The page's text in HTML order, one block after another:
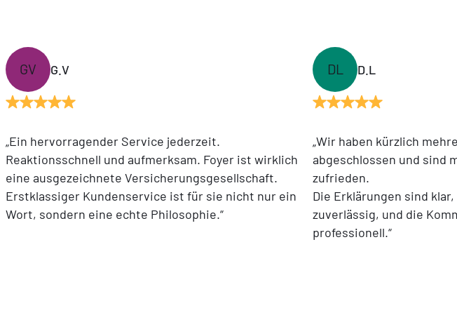
GV G.V
„Ein hervorragender Service jederzeit.
Reaktionsschnell und aufmerksam. Foyer ist wirklich
eine ausgezeichnete Versicherungsgesellschaft.
Erstklassiger Kundenservice ist für sie nicht nur ein
Wort, sondern eine echte Philosophie.“
DL D.L
„Wir haben kürzlich
abgeschlossen und sind
zufrieden.
Die Erklärungen sind
zuverlässig, und die
professionell.“